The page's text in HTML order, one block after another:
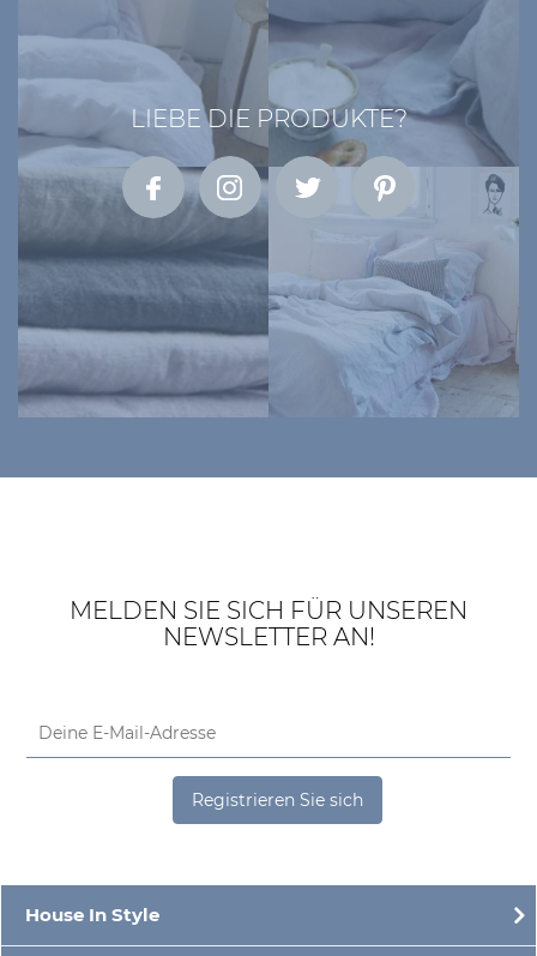
LIEBE DIE PRODUKTE?
MELDEN SIE SICH FÜR UNSEREN
NEWSLETTER AN!
Registrieren Sie sich
House In Style